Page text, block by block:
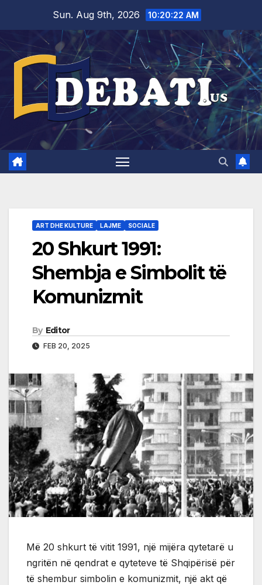
content
Sun. Aug 9th, 2026 10:20:23 AM
ART DHE KULTURE LAJME SOCIALE
20 Shkurt 1991:
Shembja e Simbolit të
Komunizmit
By Editor
FEB 20, 2025
Më 20 shkurt të vitit 1991, një mijëra qytetarë u
ngritën në qendrat e qyteteve të Shqipërisë për
të shembur simbolin e komunizmit, një akt që